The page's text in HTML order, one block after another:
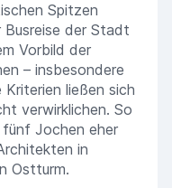
Spitzen
Busreise der Stadt
Vorbild der
– insbesondere
Kriterien ließen sich
verwirklichen. So
Jochen eher
in
Ostturm.